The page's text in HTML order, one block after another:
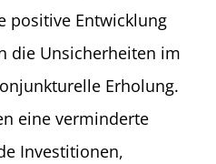
positive Entwicklung
die Unsicherheiten im
Erholung.
eine verminderte
Investitionen,